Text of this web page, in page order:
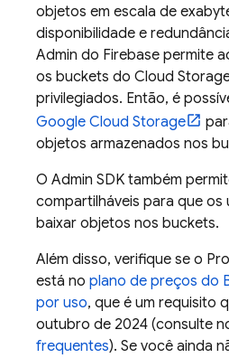
objetos em escala de
disponibilidade e
Admin do Firebase permite
os buckets do Cloud
privilegiados. Então, é
Google Cloud Storage
objetos armazenados nos
O Admin SDK também
compartilháveis para que os
baixar objetos nos buckets.
Além disso, verifique se o
está no plano de preços do
por uso, que é um requisito
outubro de 2024 (consulte
frequentes). Se você ainda